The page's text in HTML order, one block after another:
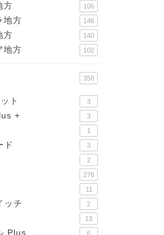
方 106
地方 146
方 140
地方 102
358
ト 3
+ 3
1
ド 3
2
276
11
ッチ 2
13
Plus 6